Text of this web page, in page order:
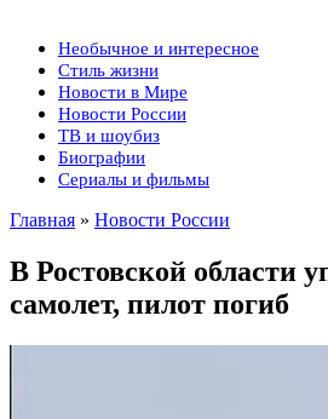
Необычное и интересное
Стиль жизни
Новости в Мире
Новости России
ТВ и шоубиз
Биографии
Сериалы и фильмы
Главная » Новости России
В Ростовской области
самолет, пилот погиб